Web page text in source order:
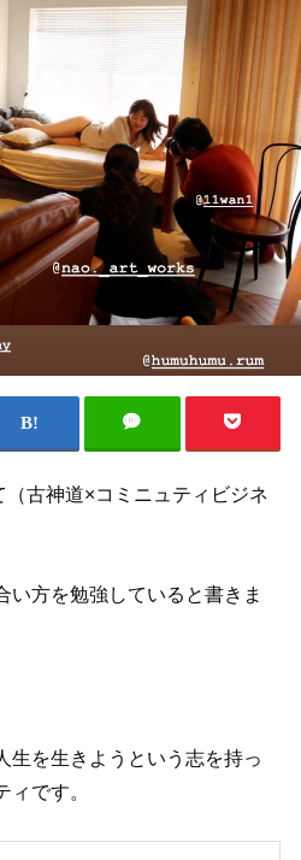
古神道×コミニュティビジネ
い方を勉強していると書きま
生を生きようという志を持っ
です。